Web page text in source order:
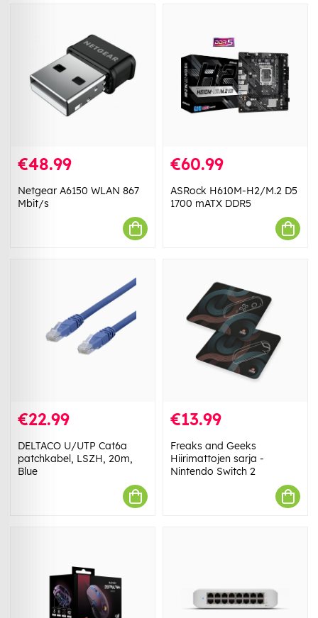
€48.99
Netgear A6150 WLAN 867
Mbit/s
€60.99
ASRock H610M-H2/M.2 D5
1700 mATX DDR5
€22.99
DELTACO U/UTP Cat6a
patchkabel, LSZH, 20m,
Blue
€13.99
Freaks and Geeks
Hiirimattojen sarja -
Nintendo Switch 2